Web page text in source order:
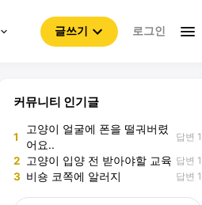
글쓰기 로그인
커뮤니티 인기글
1
고양이 얼굴에 폰을 떨궈버렸
어요..
답변 1
2 고양이 입양 전 받아야할 교육 답변 1
3 비숑 코쪽에 알러지 답변 1